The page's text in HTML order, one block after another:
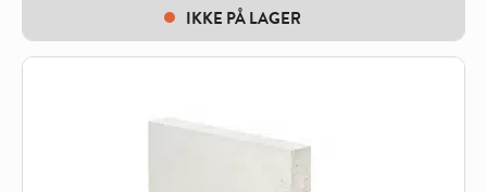
IKKE PÅ LAGER